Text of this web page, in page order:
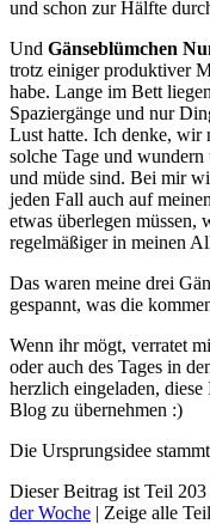
und schon zur Hälfte
Und Gänseblümchen
trotz einiger produktiver
habe. Lange im Bett
Spaziergänge und nur
Lust hatte. Ich denke, wir
solche Tage und
und müde sind. Bei mir
jeden Fall auch auf
etwas überlegen müssen,
regelmäßiger in meinen
Das waren meine drei
gespannt, was die
Wenn ihr mögt, verratet
oder auch des Tages in
herzlich eingeladen,
Blog zu übernehmen :)
Die Ursprungsidee
Dieser Beitrag ist Teil
der Woche | Zeige alle